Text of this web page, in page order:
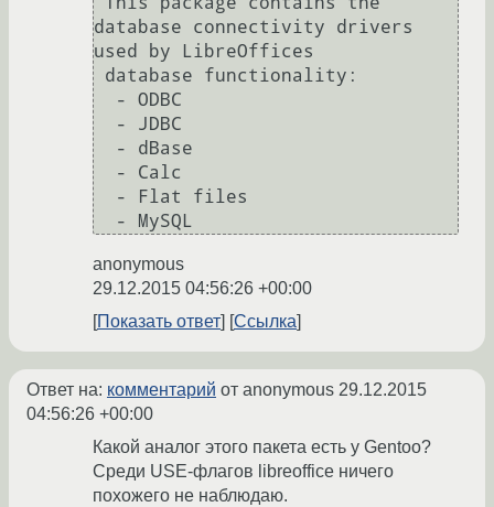
database connectivity drivers
used by LibreOffices
anonymous
29.12.2015 04:56:26 +00:00
Показать ответ
Ссылка
Ответ на: комментарий от anonymous 29.12.2015
04:56:26 +00:00
Какой аналог этого пакета есть у Gentoo?
Среди USE-флагов libreoffice ничего
похожего не наблюдаю.